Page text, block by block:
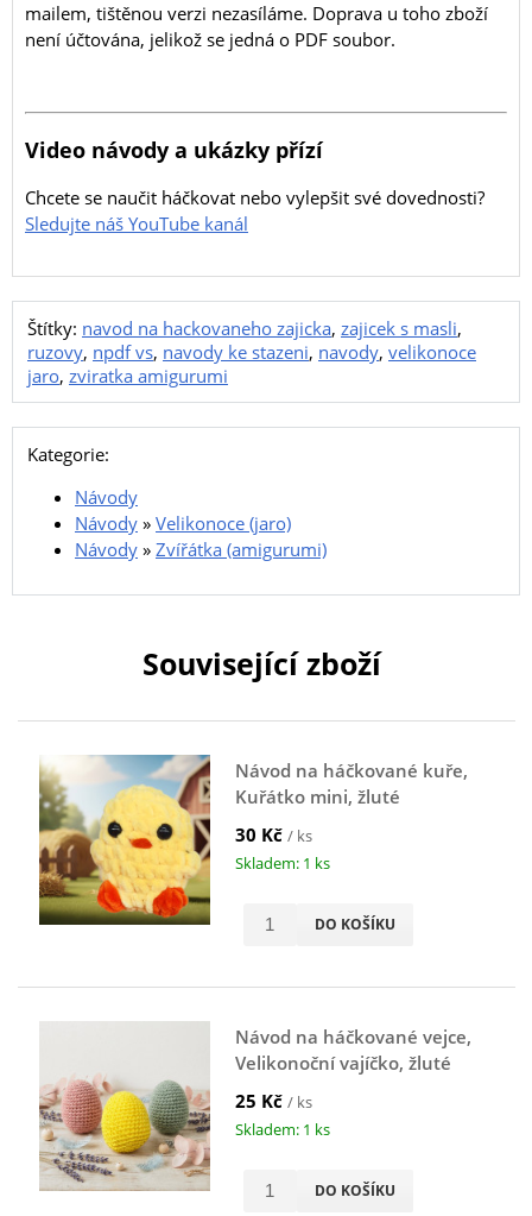
mailem, tištěnou verzi nezasíláme. Doprava u toho zboží
není účtována, jelikož se jedná o PDF soubor.
Video návody a ukázky přízí
Chcete se naučit háčkovat nebo vylepšit své dovednosti?
Sledujte náš YouTube kanál
Štítky: navod na hackovaneho zajicka, zajicek s masli,
ruzovy, npdf vs, navody ke stazeni, navody, velikonoce
jaro, zviratka amigurumi
Kategorie:
Návody
Návody » Velikonoce (jaro)
Návody » Zvířátka (amigurumi)
Související zboží
Návod na háčkované kuře,
Kuřátko mini, žluté
30 Kč / ks
Skladem: 1 ks
DO KOŠÍKU
Návod na háčkované vejce,
Velikonoční vajíčko, žluté
25 Kč / ks
Skladem: 1 ks
DO KOŠÍKU